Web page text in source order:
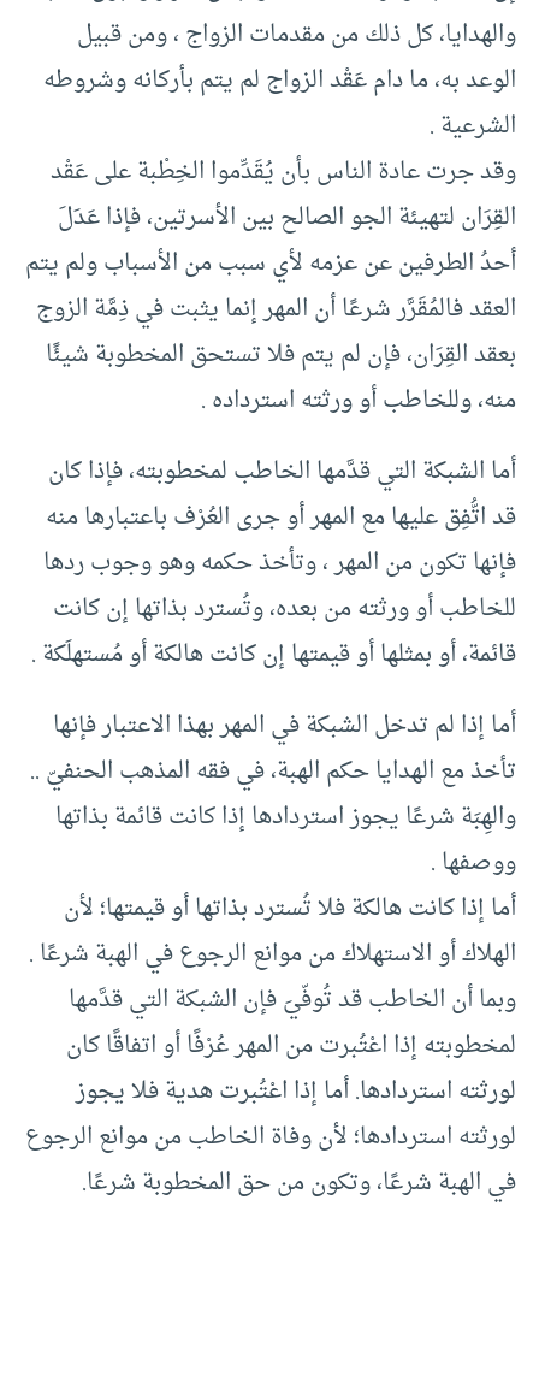
والهدايا، كل ذلك من مقدمات الزواج ، ومن قبيل
الوعد به، ما دام عَقْد الزواج لم يتم بأركانه وشروطه
الشرعية .
وقد جرت عادة الناس بأن يُقَدِّموا الخِطْبة على عَقْد
القِرَان لتهيئة الجو الصالح بين الأسرتين، فإذا عَدَلَ
أحدُ الطرفين عن عزمه لأي سبب من الأسباب ولم يتم
العقد فالمُقَرَّر شرعًا أن المهر إنما يثبت في ذِمَّة الزوج
بعقد القِرَان، فإن لم يتم فلا تستحق المخطوبة شيئًا
منه، وللخاطب أو ورثته استرداده .
أما الشبكة التي قدَّمها الخاطب لمخطوبته، فإذا كان
قد اتُّفِق عليها مع المهر أو جرى العُرْف باعتبارها منه
فإنها تكون من المهر ، وتأخذ حكمه وهو وجوب ردها
للخاطب أو ورثته من بعده، وتُسترد بذاتها إن كانت
قائمة، أو بمثلها أو قيمتها إن كانت هالكة أو مُستهلَكة .
أما إذا لم تدخل الشبكة في المهر بهذا الاعتبار فإنها
تأخذ مع الهدايا حكم الهبة، في فقه المذهب الحنفيّ ..
والهِبَة شرعًا يجوز استردادها إذا كانت قائمة بذاتها
ووصفها .
أما إذا كانت هالكة فلا تُسترد بذاتها أو قيمتها؛ لأن
الهلاك أو الاستهلاك من موانع الرجوع في الهبة شرعًا .
وبما أن الخاطب قد تُوفّيَ فإن الشبكة التي قدَّمها
لمخطوبته إذا اعْتُبرت من المهر عُرْفًا أو اتفاقًا كان
لورثته استردادها. أما إذا اعْتُبرت هدية فلا يجوز
لورثته استردادها؛ لأن وفاة الخاطب من موانع الرجوع
في الهبة شرعًا، وتكون من حق المخطوبة شرعًا.